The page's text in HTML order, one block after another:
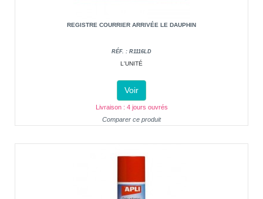
REGISTRE COURRIER ARRIVÉE LE DAUPHIN
RÉF. : R1116LD
L'UNITÉ
Voir
Livraison : 4 jours ouvrés
Comparer ce produit